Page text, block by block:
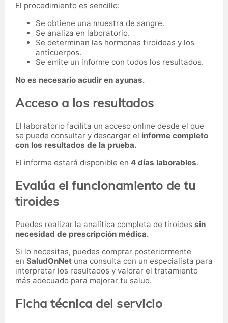
El procedimiento es sencillo:
Se obtiene una muestra de sangre.
Se analiza en laboratorio.
Se determinan las hormonas tiroideas y los
anticuerpos.
Se emite un informe con todos los resultados.
No es necesario acudir en ayunas.
Acceso a los resultados
El laboratorio facilita un acceso online desde el que
se puede consultar y descargar el informe completo
con los resultados de la prueba.
El informe estará disponible en 4 días laborables.
Evalúa el funcionamiento de tu
tiroides
Puedes realizar la analítica completa de tiroides sin
necesidad de prescripción médica.
Si lo necesitas, puedes comprar posteriormente
en SaludOnNet una consulta con un especialista para
interpretar los resultados y valorar el tratamiento
más adecuado para mejorar tu salud.
Ficha técnica del servicio